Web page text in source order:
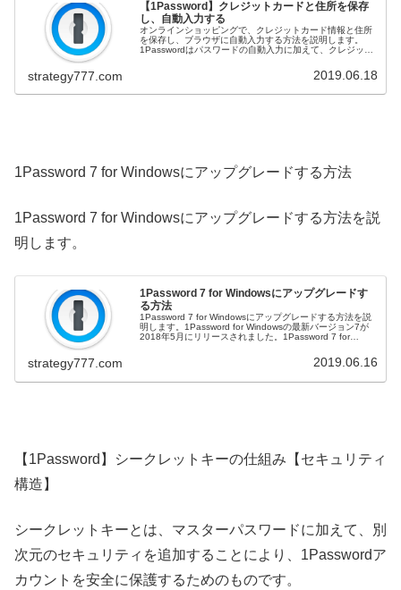
【1Password】クレジットカードと住所を保存
し、自動入力する
オンラインショッピングで、クレジットカード情報と住所
を保存し、ブラウザに自動入力する方法を説明します。
1Passwordはパスワードの自動入力に加えて、クレジット
strategy777.com 2019.06.18
1Password 7 for Windowsにアップグレードする方法
1Password 7 for Windowsにアップグレードする方法を説
明します。
1Password 7 for Windowsにアップグレードす
る方法
1Password 7 for Windowsにアップグレードする方法を説
明します。1Password for Windowsの最新バージョン7が
2018年5月にリリースされました。1Password 7 for
strategy777.com 2019.06.16
【1Password】シークレットキーの仕組み【セキュリティ
構造】
シークレットキーとは、マスターパスワードに加えて、別
次元のセキュリティを追加することにより、1Passwordア
カウントを安全に保護するためのものです。